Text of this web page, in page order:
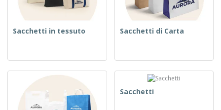
Sacchetti in tessuto Sacchetti di Carta
Sacchetti